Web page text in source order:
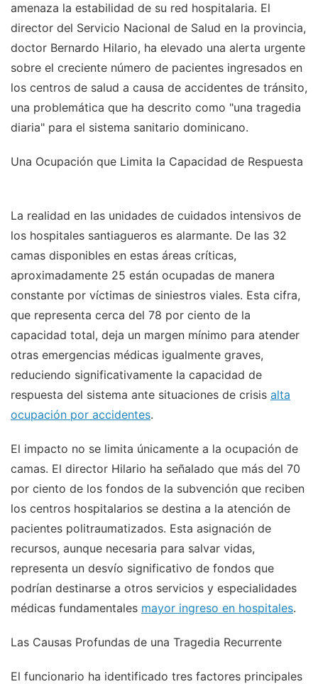
amenaza la estabilidad de su red hospitalaria. El
director del Servicio Nacional de Salud en la provincia,
doctor Bernardo Hilario, ha elevado una alerta urgente
sobre el creciente número de pacientes ingresados en
los centros de salud a causa de accidentes de tránsito,
una problemática que ha descrito como "una tragedia
diaria" para el sistema sanitario dominicano.
Una Ocupación que Limita la Capacidad de Respuesta
La realidad en las unidades de cuidados intensivos de
los hospitales santiagueros es alarmante. De las 32
camas disponibles en estas áreas críticas,
aproximadamente 25 están ocupadas de manera
constante por víctimas de siniestros viales. Esta cifra,
que representa cerca del 78 por ciento de la
capacidad total, deja un margen mínimo para atender
otras emergencias médicas igualmente graves,
reduciendo significativamente la capacidad de
respuesta del sistema ante situaciones de crisis alta
ocupación por accidentes.
El impacto no se limita únicamente a la ocupación de
camas. El director Hilario ha señalado que más del 70
por ciento de los fondos de la subvención que reciben
los centros hospitalarios se destina a la atención de
pacientes politraumatizados. Esta asignación de
recursos, aunque necesaria para salvar vidas,
representa un desvío significativo de fondos que
podrían destinarse a otros servicios y especialidades
médicas fundamentales mayor ingreso en hospitales.
Las Causas Profundas de una Tragedia Recurrente
El funcionario ha identificado tres factores principales